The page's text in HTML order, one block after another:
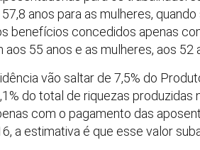
anos para as mulheres,
benefícios concedidos apenas
55 anos e as mulheres, aos 52
vão saltar de 7,5% do
do total de riquezas produzidas
com o pagamento das
a estimativa é que esse valor